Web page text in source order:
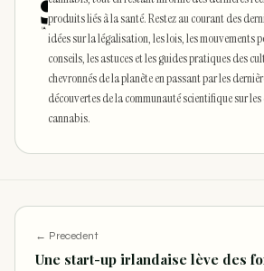
produits liés à la santé. Restez au courant des
idées sur la légalisation, les lois, les mouvements
conseils, les astuces et les guides pratiques des
chevronnés de la planète en passant par les
découvertes de la communauté scientifique sur
cannabis.
← Precedent
Une start-up irlandaise lève des